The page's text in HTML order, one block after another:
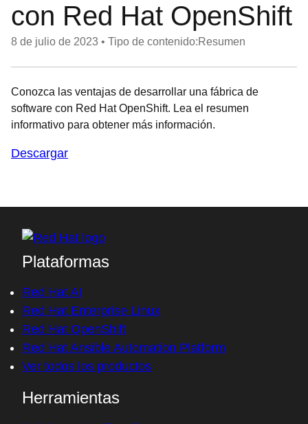
con Red Hat OpenShift
8 de julio de 2023 • Tipo de contenido:Resumen
Conozca las ventajas de desarrollar una fábrica de
software con Red Hat OpenShift. Lea el resumen
informativo para obtener más información.
Descargar
Plataformas
Red Hat AI
Red Hat Enterprise Linux
Red Hat OpenShift
Red Hat Ansible Automation Platform
Ver todos los productos
Herramientas